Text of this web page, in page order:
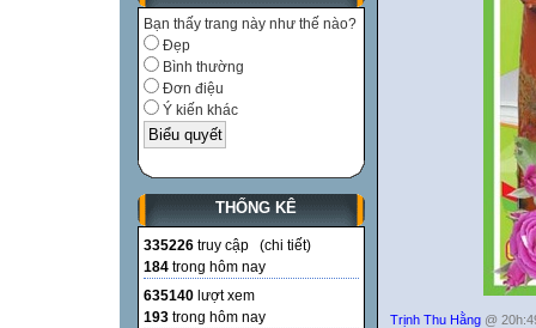
Bạn thấy trang này như thế nào?
Đẹp
Bình thường
Đơn điệu
Ý kiến khác
THỐNG KÊ
335226 truy cập (chi tiết)
184 trong hôm nay
635140 lượt xem
193 trong hôm nay
Trịnh Thu Hằng @